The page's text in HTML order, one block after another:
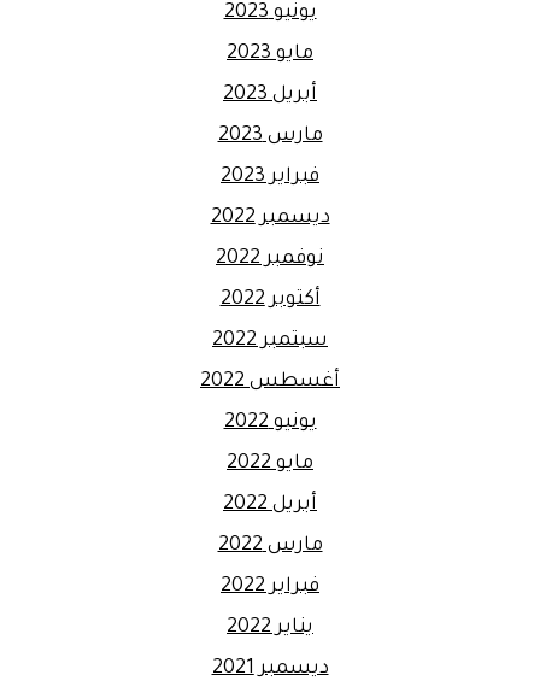
يونيو 2023
مايو 2023
أبريل 2023
مارس 2023
فبراير 2023
ديسمبر 2022
نوفمبر 2022
أكتوبر 2022
سبتمبر 2022
أغسطس 2022
يونيو 2022
مايو 2022
أبريل 2022
مارس 2022
فبراير 2022
يناير 2022
ديسمبر 2021